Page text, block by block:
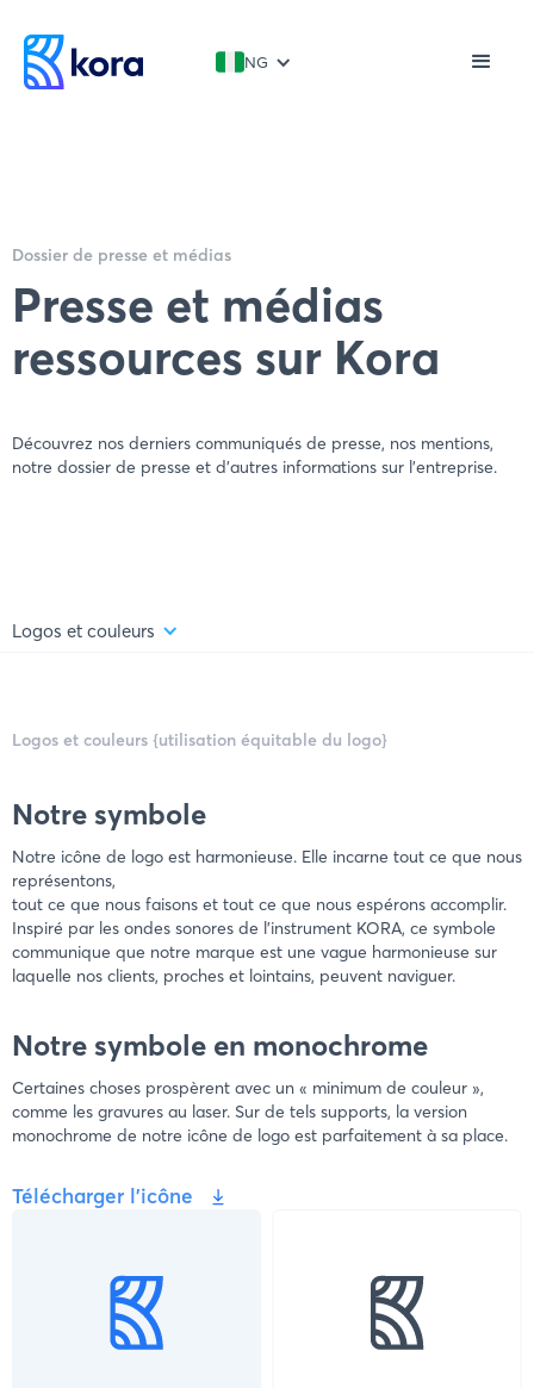
NG
Dossier de presse et médias
Presse et médias
ressources sur Kora
Découvrez nos derniers communiqués de presse, nos mentions,
notre dossier de presse et d'autres informations sur l'entreprise.
Logos et couleurs
Logos et couleurs {utilisation équitable du logo}
Notre symbole
Notre icône de logo est harmonieuse. Elle incarne tout ce que nous
représentons,
tout ce que nous faisons et tout ce que nous espérons accomplir.
Inspiré par les ondes sonores de l'instrument KORA, ce symbole
communique que notre marque est une vague harmonieuse sur
laquelle nos clients, proches et lointains, peuvent naviguer.
Notre symbole en monochrome
Certaines choses prospèrent avec un « minimum de couleur »,
comme les gravures au laser. Sur de tels supports, la version
monochrome de notre icône de logo est parfaitement à sa place.
Télécharger l'icône